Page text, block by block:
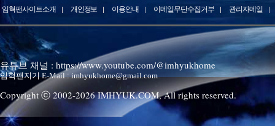
임혁팬사이트소개 개인정보 이용안내 이메일무단수집거부 관리자메일
유튜브 채널 : https://www.youtube.com/@imhyukhome
임혁팬지기 E-Mail : imhyukhome@gmail.com
Copyright ⓒ 2002-2026IMHYUK.COM,All rights reserved.